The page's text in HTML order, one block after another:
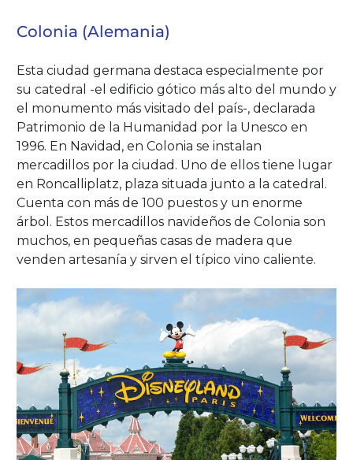
Colonia (Alemania)
Esta ciudad germana destaca especialmente por
su catedral -el edificio gótico más alto del mundo y
el monumento más visitado del país-, declarada
Patrimonio de la Humanidad por la Unesco en
1996. En Navidad, en Colonia se instalan
mercadillos por la ciudad. Uno de ellos tiene lugar
en Roncalliplatz, plaza situada junto a la catedral.
Cuenta con más de 100 puestos y un enorme
árbol. Estos mercadillos navideños de Colonia son
muchos, en pequeñas casas de madera que
venden artesanía y sirven el típico vino caliente.